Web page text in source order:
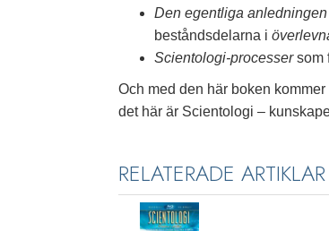
Den egentliga anledningen
beståndsdelarna i
Scientologi-processersom
Och med den här boken
det här är Scientologi –
RELATERADE ARTIKLAR